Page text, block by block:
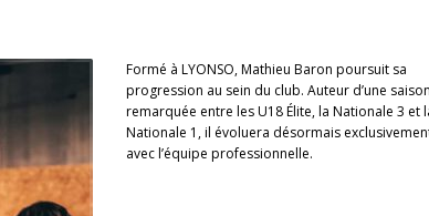
Formé à LYONSO, Mathieu Baron poursuit sa
progression au sein du club. Auteur d’une
remarquée entre les U18 Élite, la Nationale 3 et
Nationale 1, il évoluera désormais
avec l’équipe professionnelle.